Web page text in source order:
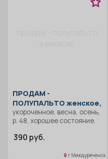
продам - полупальто
женское,
ПРОДАМ -
ПОЛУПАЛЬТО женское,
укороченное, весна, осень,
р. 48, хорошее состояние.
390 руб.
г Междуреченск